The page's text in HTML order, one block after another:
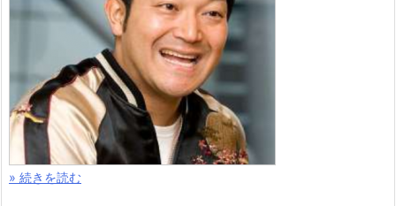
» 続きを読む